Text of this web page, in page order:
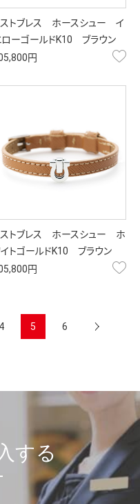
に入り
ストブレス ホースシュー イ
ローゴールドK10 ブラウン
円
に入り
ストブレス ホースシュー ホ
トゴールドK10 ブラウン
円
4 5 6
する